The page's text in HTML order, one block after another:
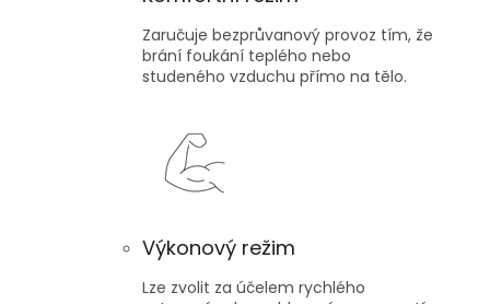
Zaručuje bezprůvanový provoz tím, že
brání foukání teplého nebo
studeného vzduchu přímo na tělo.
Výkonový režim
Lze zvolit za účelem rychlého